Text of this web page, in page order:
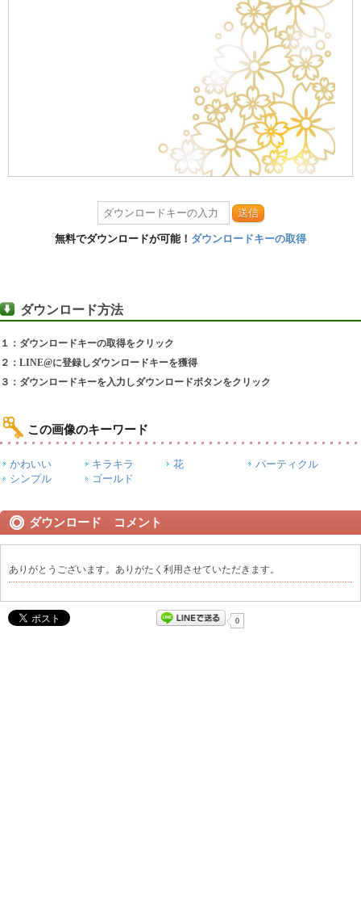
送信
無料でダウンロードが可能！ ダウンロードキーの取得
ダウンロード方法
１：ダウンロードキーの取得をクリック
２：LINE@に登録しダウンロードキーを獲得
３：ダウンロードキーを入力しダウンロードボタンをクリック
この画像のキーワード
かわいい キラキラ 花
パーティクル
シンプル
ゴールド
ダウンロード コメント
ありがとうございます。ありがたく利用させていただきます。
0